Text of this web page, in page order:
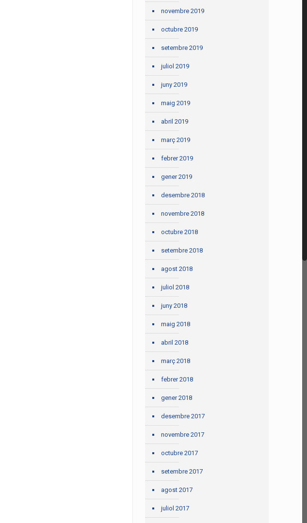
novembre 2019
octubre 2019
setembre 2019
juliol 2019
juny 2019
maig 2019
abril 2019
març 2019
febrer 2019
gener 2019
desembre 2018
novembre 2018
octubre 2018
setembre 2018
agost 2018
juliol 2018
juny 2018
maig 2018
abril 2018
març 2018
febrer 2018
gener 2018
desembre 2017
novembre 2017
octubre 2017
setembre 2017
agost 2017
juliol 2017